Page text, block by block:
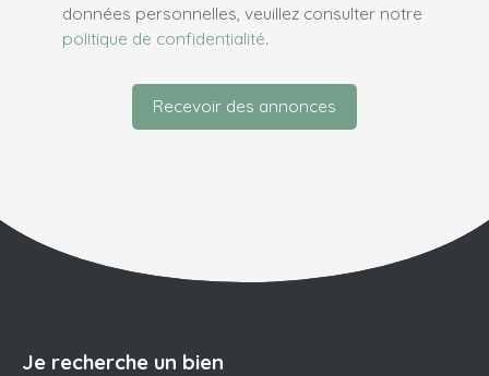
données personnelles, veuillez consulter notre
politique de confidentialité.
Recevoir des annonces
Je recherche un bien